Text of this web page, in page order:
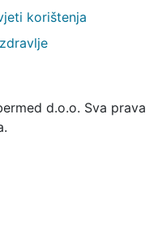
korištenja
d.o.o. Sva prava